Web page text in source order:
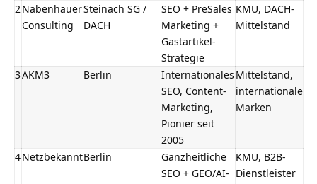
2Nabenhauer
Consulting
Steinach SG /
DACH
SEO + PreSales
Marketing +
Gastartikel-
Strategie
KMU, DACH-
Mittelstand
3AKM3 Berlin
Internationales
SEO, Content-
Marketing,
Pionier seit
2005
Mittelstand,
internationale
Marken
4NetzbekanntBerlin
Ganzheitliche
SEO + GEO/AI-
KMU, B2B-
Dienstleister